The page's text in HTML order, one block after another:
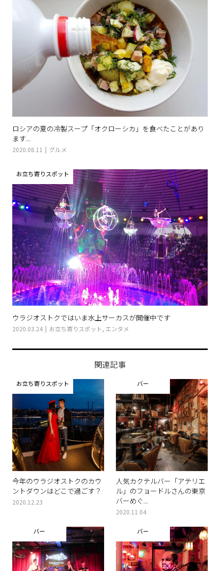
ロシアの夏の冷製スープ「オクローシカ」を食べたことがあり
ます...
2020.08.11 グルメ
お立ち寄りスポット
ウラジオストクではいま水上サーカスが開催中です
2020.03.24 お立ち寄りスポット, エンタメ
関連記事
お立ち寄りスポット
今年のウラジオストクのカウ
ントダウンはどこで過ごす？
2020.12.23
バー
人気カクテルバー「アテリエ
ル」のフョードルさんの東京
バーめぐ...
2020.11.04
バー バー